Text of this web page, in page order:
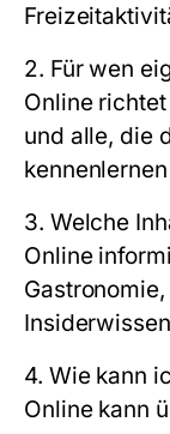
2. Für wen
Online
und alle, die
3. Welche
Online
4. Wie kann
Online kann